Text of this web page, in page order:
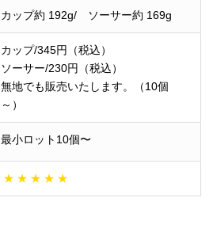
カップ約 192g/ ソーサー約 169g
カップ/345円（税込）
ソーサー/230円（税込）
無地でも販売いたします。（10個
～）
最小ロット10個〜
★ ★ ★ ★ ★